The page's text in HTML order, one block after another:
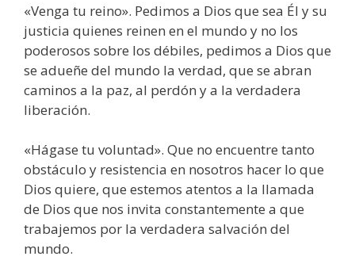
«Venga tu reino». Pedimos a Dios que sea Él y su
justicia quienes reinen en el mundo y no los
poderosos sobre los débiles, pedimos a Dios que
se adueñe del mundo la verdad, que se abran
caminos a la paz, al perdón y a la verdadera
liberación.
«Hágase tu voluntad». Que no encuentre tanto
obstáculo y re­sistencia en nosotros hacer lo que
Dios quiere, que estemos atentos a la lla­mada
de Dios que nos invita constantemente a que
trabajemos por la verdadera salvación del
mundo.